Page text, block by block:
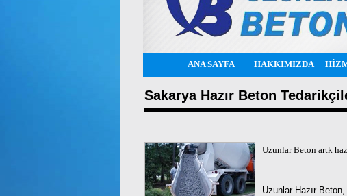
ANA SAYFA HAKKIMIZDA
Sakarya Hazır Beton
Uzunlar Beton artk
Uzunlar Hazır